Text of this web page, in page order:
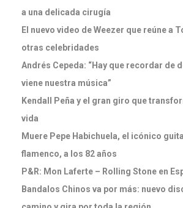
a una delicada cirugía
El nuevo video de Weezer que reúne a
otras celebridades
Andrés Cepeda: “Hay que recordar de
viene nuestra música”
Kendall Peña y el gran giro que
vida
Muere Pepe Habichuela, el icónico
flamenco, a los 82 años
P&R: Mon Laferte – Rolling Stone en
Bandalos Chinos va por más: nuevo